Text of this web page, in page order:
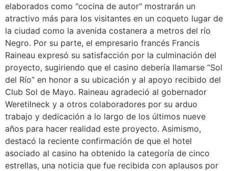
elaborados como "cocina de autor" mostrarán un
atractivo más para los visitantes en un coqueto lugar de
la ciudad como la avenida costanera a metros del río
Negro. Por su parte, el empresario francés Francis
Raineau expresó su satisfacción por la culminación del
proyecto, sugiriendo que el casino debería llamarse “Sol
del Río” en honor a su ubicación y al apoyo recibido del
Club Sol de Mayo. Raineau agradeció al gobernador
Weretilneck y a otros colaboradores por su arduo
trabajo y dedicación a lo largo de los últimos nueve
años para hacer realidad este proyecto. Asimismo,
destacó la reciente confirmación de que el hotel
asociado al casino ha obtenido la categoría de cinco
estrellas, una noticia que fue recibida con aplausos por